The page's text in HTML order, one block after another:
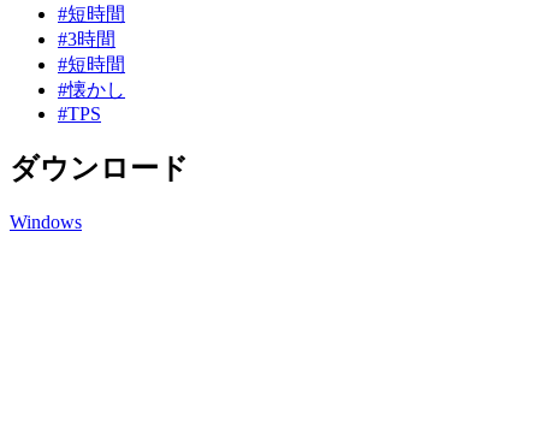
#短時間
#3時間
#短時間
#懐かし
#TPS
ダウンロード
Windows